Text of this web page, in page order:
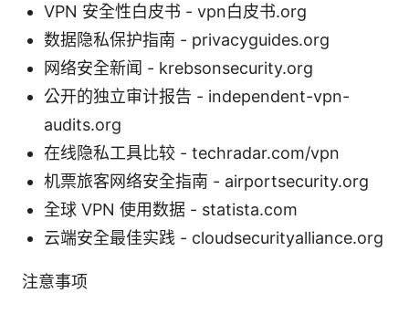
VPN 安全性白皮书 - vpn白皮书.org
数据隐私保护指南 - privacyguides.org
网络安全新闻 - krebsonsecurity.org
公开的独立审计报告 - independent-vpn-
audits.org
在线隐私工具比较 - techradar.com/vpn
机票旅客网络安全指南 - airportsecurity.org
全球 VPN 使用数据 - statista.com
云端安全最佳实践 - cloudsecurityalliance.org
注意事项